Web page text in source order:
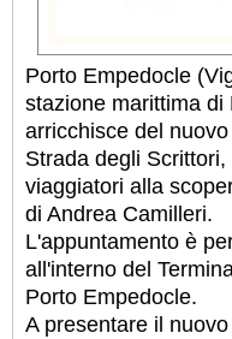
Porto Empedocle
stazione marittima di
arricchisce del
Strada degli
viaggiatori alla
di Andrea Camilleri.
L'appuntamento è
all'interno del
Porto Empedocle.
A presentare il